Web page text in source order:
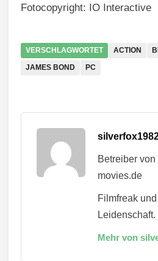
Fotocopyright: IO Interactive
VERSCHLAGWORTET ACTION
JAMES BOND
PC
Betreiber
movies.de
Filmfreak
Leidenschaft.
Mehr von